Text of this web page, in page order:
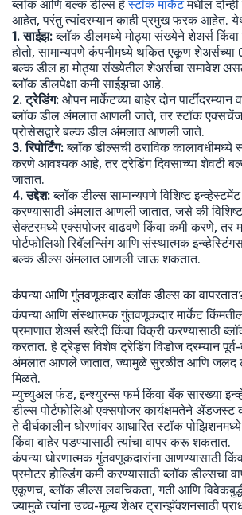
ब्लॉक आणि बल्क डील्स हेस्टॉक मार्केटमधील
आहेत, परंतु त्यांदरम्यान काही प्रमुख फरक
1. साईझ:ब्लॉक डीलमध्ये मोठ्या संख्येने शेअर्स
होतो, सामान्यपणे कंपनीमध्ये थकित एकूण शेअर्सच्या
बल्क डील हा मोठ्या संख्येतील शेअर्सचा समावेश
ब्लॉक डीलपेक्षा कमी साईझचा आहे.
2. ट्रेडिंग: ओपन मार्केटच्या बाहेर दोन पार्टींदरम्यान
ब्लॉक डील अंमलात आणली जाते, तर स्टॉक
प्रोसेसद्वारे बल्क डील अंमलात आणली जाते.
3. रिपोर्टिंग:ब्लॉक डील्सची ठराविक कालावधीमध्ये
करणे आवश्यक आहे, तर ट्रेडिंग दिवसाच्या शेवटी
जातात.
4. उद्देश:ब्लॉक डील्स सामान्यपणे विशिष्ट इन्व्हेस्टमेंट
करण्यासाठी अंमलात आणली जातात, जसे की
सेक्टरमध्ये एक्सपोजर वाढवणे किंवा कमी करणे, तर
पोर्टफोलिओ रिबॅलन्सिंग आणि संस्थात्मक
बल्क डील्स अंमलात आणली जाऊ शकतात.
कंपन्या आणि गुंतवणूकदार ब्लॉक डील्स का
कंपन्या आणि संस्थात्मक गुंतवणूकदार मार्केट
प्रमाणात शेअर्स खरेदी किंवा विक्री करण्यासाठी
करतात. हे ट्रेड्स विशेष ट्रेडिंग विंडोज दरम्यान
अंमलात आणले जातात, ज्यामुळे सुरळीत आणि जलद
मिळते.
म्युच्युअल फंड, इन्श्युरन्स फर्म किंवा बँक सारख्या
डील्स पोर्टफोलिओ एक्सपोजर कार्यक्षमतेने
ते दीर्घकालीन धोरणांवर आधारित स्टॉक
किंवा बाहेर पडण्यासाठी त्यांचा वापर करू शकतात.
कंपन्या धोरणात्मक गुंतवणूकदारांना आणण्यासाठी
प्रमोटर होल्डिंग कमी करण्यासाठी ब्लॉक डील्सचा
एकूणच, ब्लॉक डील्स लवचिकता, गती आणि
ज्यामुळे त्यांना उच्च-मूल्य शेअर ट्रान्झॅक्शनसाठी